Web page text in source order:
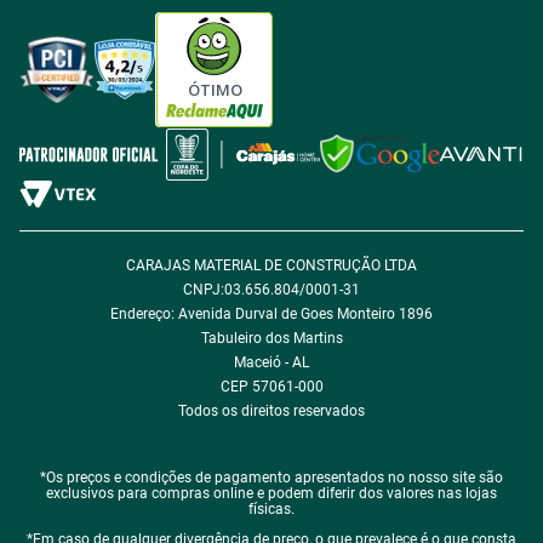
Política de Privacidade
Política de Cookie
Política de Desconto
Fale com encarregado de dados
ÓTIMO
CARAJAS MATERIAL DE CONSTRUÇÃO LTDA
CNPJ:03.656.804/0001-31
Endereço: Avenida Durval de Goes Monteiro 1896
Tabuleiro dos Martins
Maceió - AL
CEP 57061-000
Todos os direitos reservados
*Os preços e condições de pagamento apresentados no nosso site são
exclusivos para compras online e podem diferir dos valores nas lojas
físicas.
*Em caso de qualquer divergência de preço, o que prevalece é o que consta